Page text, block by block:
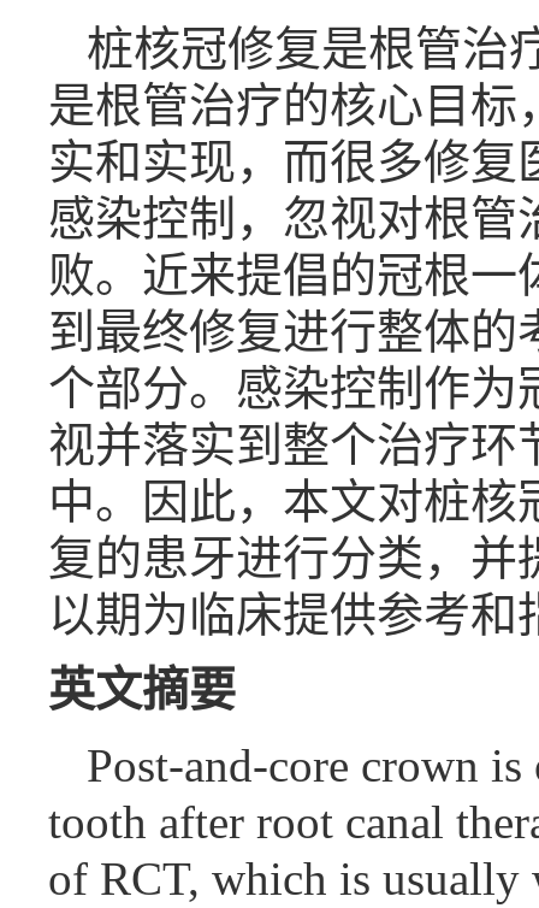
桩核冠修复是根管治
是根管治疗的核心目
实和实现，而很多修
感染控制，忽视对根
败。近来提倡的冠根
到最终修复进行整体
个部分。感染控制作
视并落实到整个治疗环
中。因此，本文对桩
复的患牙进行分类，
以期为临床提供参考和
英文摘要
Post-and-core crown
tooth after root canal
of RCT, which is usually